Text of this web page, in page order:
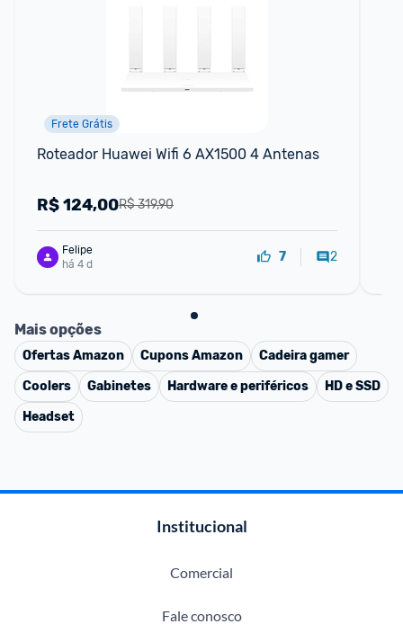
Frete Grátis
Roteador Huawei Wifi 6 AX1500 4 Antenas
R$ 319,90
R$124,00
Felipe
há 4 d
7 2
Mais opções
OfertasAmazon CuponsAmazon
Cadeira gamer
Coolers
Gabinetes Hardware e periféricos
HD e SSD
Headset
Institucional
Comercial
Fale conosco